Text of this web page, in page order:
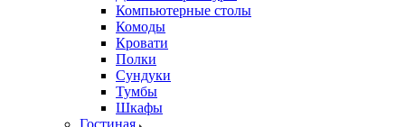
Компьютерные столы
Комоды
Кровати
Полки
Сундуки
Тумбы
Шкафы
Гостиная